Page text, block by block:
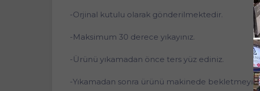
-Orjinal kutulu olarak gönderilmektedir.
-Maksimum 30 derece yıkayınız.
-Ürünü yıkamadan önce ters yüz ediniz.
-Yıkamadan sonra ürünü makinede